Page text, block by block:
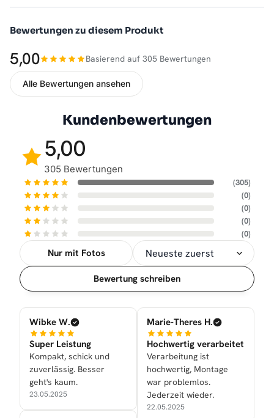
Bewertungen zu diesem Produkt
5,00 Basierend auf 305 Bewertungen
Alle Bewertungen ansehen
Kundenbewertungen
5,00
305 Bewertungen
(305)
(0)
(0)
(0)
(0)
Nur mit Fotos
Sortierung
Bewertung schreiben
Wibke W.
Super Leistung
Kompakt, schick und
zuverlässig. Besser
geht's kaum.
23.05.2025
Marie-Theres H.
Hochwertig verarbeitet
Verarbeitung ist
hochwertig, Montage
war problemlos.
Jederzeit wieder.
22.05.2025